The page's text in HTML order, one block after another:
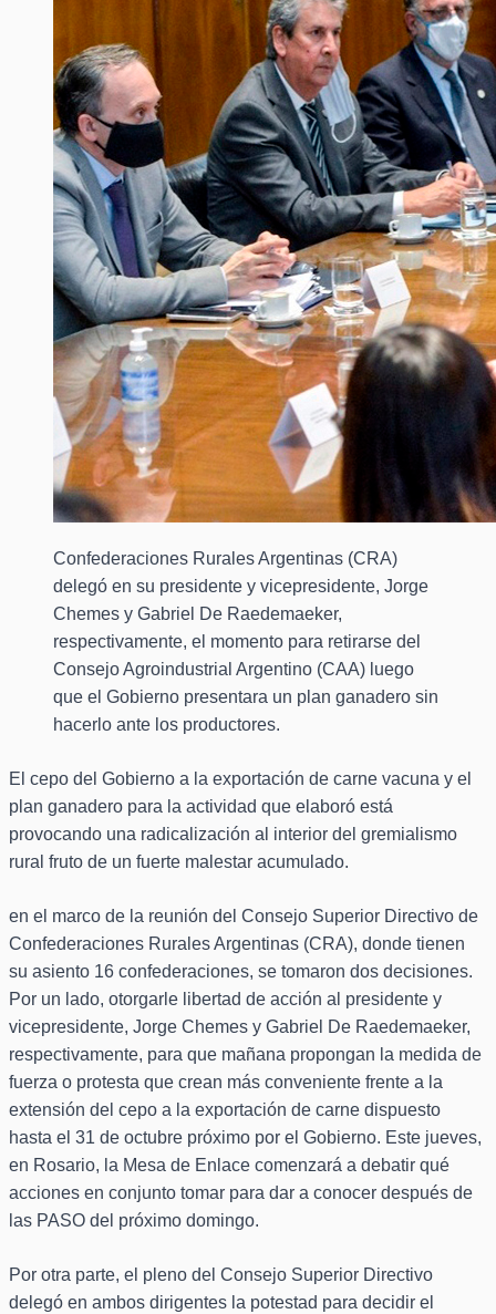
Confederaciones Rurales Argentinas (CRA)
delegó en su presidente y vicepresidente, Jorge
Chemes y Gabriel De Raedemaeker,
respectivamente, el momento para retirarse del
Consejo Agroindustrial Argentino (CAA) luego
que el Gobierno presentara un plan ganadero sin
hacerlo ante los productores.
El cepo del Gobierno a la exportación de carne vacuna y el
plan ganadero para la actividad que elaboró está
provocando una radicalización al interior del gremialismo
rural fruto de un fuerte malestar acumulado.
en el marco de la reunión del Consejo Superior Directivo de
Confederaciones Rurales Argentinas (CRA), donde tienen
su asiento 16 confederaciones, se tomaron dos decisiones.
Por un lado, otorgarle libertad de acción al presidente y
vicepresidente, Jorge Chemes y Gabriel De Raedemaeker,
respectivamente, para que mañana propongan la medida de
fuerza o protesta que crean más conveniente frente a la
extensión del cepo a la exportación de carne dispuesto
hasta el 31 de octubre próximo por el Gobierno. Este jueves,
en Rosario, la Mesa de Enlace comenzará a debatir qué
acciones en conjunto tomar para dar a conocer después de
las PASO del próximo domingo.
Por otra parte, el pleno del Consejo Superior Directivo
delegó en ambos dirigentes la potestad para decidir el